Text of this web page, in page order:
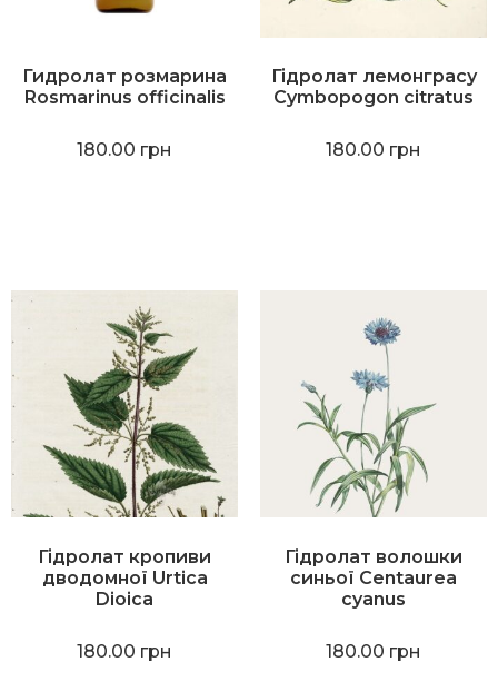
Гидролат розмарина
Rosmarinus officinalis
180.00 грн
Гідролат лемонграсу
Cymbopogon citratus
180.00 грн
Гідролат кропиви
дводомної Urtica
Dioica
180.00 грн
Гідролат волошки
синьої Centaurea
cyanus
180.00 грн